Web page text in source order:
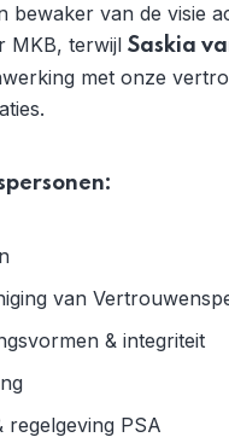
bewaker van de visie
MKB, terwijl Saskia
met onze
van
& integriteit
PSA